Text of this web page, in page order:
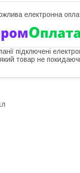
підключені
товар не